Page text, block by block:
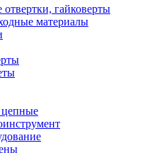
гайковерты
материалы